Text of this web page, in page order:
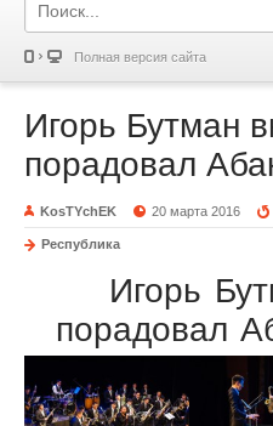
Полная версия сайта
Игорь Бутман
порадовал
KosTYchEK 20 марта 2016
Республика
Игорь
порадовал